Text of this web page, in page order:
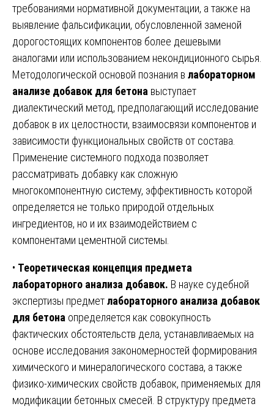
требованиями нормативной документации, а также на
выявление фальсификации, обусловленной заменой
дорогостоящих компонентов более дешевыми
аналогами или использованием некондиционного сырья.
Методологической основой познания в лабораторном
анализе добавок для бетона выступает
диалектический метод, предполагающий исследование
добавок в их целостности, взаимосвязи компонентов и
зависимости функциональных свойств от состава.
Применение системного подхода позволяет
рассматривать добавку как сложную
многокомпонентную систему, эффективность которой
определяется не только природой отдельных
ингредиентов, но и их взаимодействием с
компонентами цементной системы.
• Теоретическая концепция предмета
лабораторного анализа добавок. В науке судебной
экспертизы предметлабораторного анализа добавок
для бетона определяется как совокупность
фактических обстоятельств дела, устанавливаемых на
основе исследования закономерностей формирования
химического и минералогического состава, а также
физико-химических свойств добавок, применяемых для
модификации бетонных смесей. В структуру предмета